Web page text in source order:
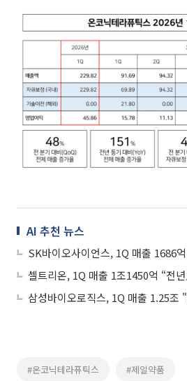
AI 추천 뉴스
SK바이오사이언스, 1Q 매출 1686
셀트리온, 1Q 매출 1조1450억 “전
삼성바이오로직스, 1Q 매출 1.25조
#온코닉테라퓨틱스 #제일약품